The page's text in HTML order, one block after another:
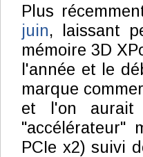
Plus
juin, laissant
mémoire 3D
l'année et le
marque
et l'on
"accélérateur"
PCIe x2) suivi